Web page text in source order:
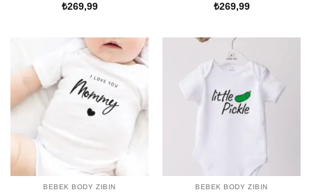
₺269,99
₺269,99
BEBEK BODY ZIBIN BEBEK BODY ZIBIN